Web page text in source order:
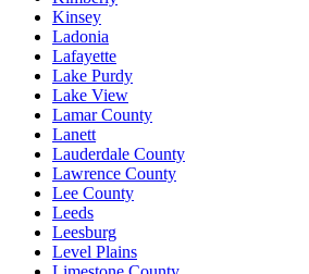
Kinsey
Ladonia
Lafayette
Lake Purdy
Lake View
Lamar County
Lanett
Lauderdale County
Lawrence County
Lee County
Leeds
Leesburg
Level Plains